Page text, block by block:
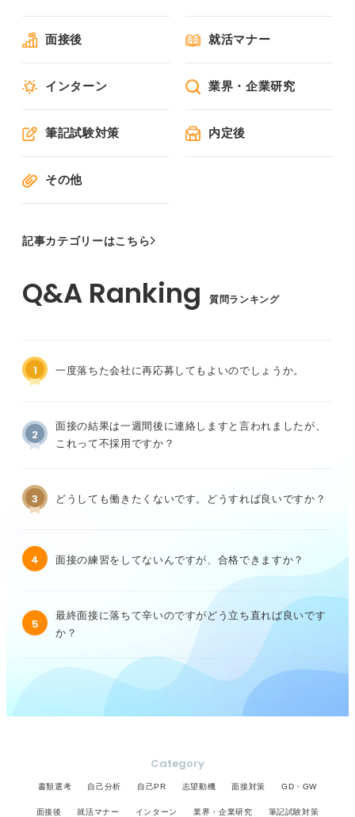
面接後 就活マナー
インターン 業界・企業研究
筆記試験対策 内定後
その他
記事カテゴリーはこちら
質問ランキング
1 一度落ちた会社に再応募してもよいのでしょうか。
2
面接の結果は一週間後に連絡しますと言われましたが、
これって不採用ですか？
3 どうしても働きたくないです。どうすれば良いですか？
4 面接の練習をしてないんですが、合格できますか？
5
最終面接に落ちて辛いのですがどう立ち直れば良いです
か？
Category
書類選考 自己分析 自己PR 志望動機 面接対策 GD・GW
面接後 就活マナー インターン 業界・企業研究 筆記試験対策